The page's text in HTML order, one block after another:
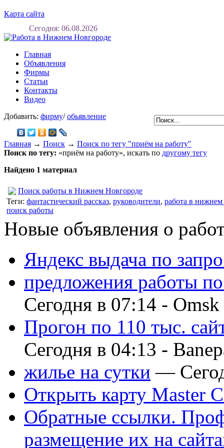
Карта сайта
Сегодня: 06.08.2026
Главная
Объявления
Фирмы
Статьи
Контакты
Видео
Добавить: фирму/обьявление
Главная → Поиск → Поиск по тегу "приём на работу"
Поиск по тегу: «приём на работу», искать по другому тегу
Найдено 1 материал
Поиск работы в Нижнем Новгороде
Теги: фантастический рассказ, руководители, работа в нижнем
поиск работы
Новые объявления о
Яндекс выдача по
предложения работы
Сегодня в 07:14 - Omsk
Прогон по 110 тыс.
Сегодня в 04:13 -
жилье на сутки —
Открыть карту Master
Обратные ссылки.
размещение их на